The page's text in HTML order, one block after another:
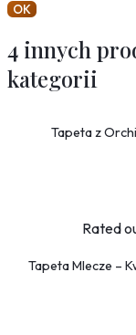
OK
4 innych
kategorii
Tapeta z
Rated
Tapeta Mlecze –